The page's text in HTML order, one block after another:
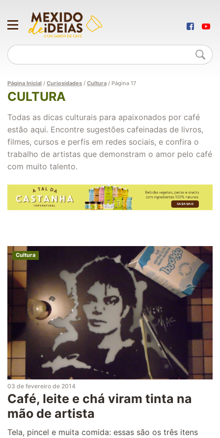
Página Inicial / Curiosidades / Cultura / Página 17
CULTURA
Todas as dicas culturais para apaixonados por café
estão aqui. Encontre sugestões cafeinadas de livros,
filmes, cursos e perfis em redes sociais, e confira o
trabalho de artistas que demonstram o amor pelo café
com muito talento.
Cultura
03 de fevereiro de 2014
Café, leite e chá viram tinta na
mão de artista
Tela, pincel e muita comida: essas são os três itens